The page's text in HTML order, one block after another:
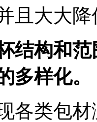
且大大
结构和
多样化。
各类包